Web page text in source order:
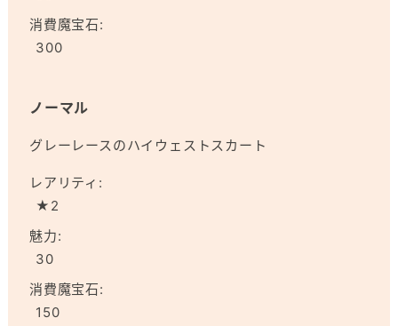
消費魔宝石:
300
ノーマル
グレーレースのハイウェストスカート
レアリティ:
★2
魅力:
30
消費魔宝石:
150